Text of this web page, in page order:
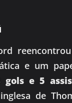
e um
gols e 5
de